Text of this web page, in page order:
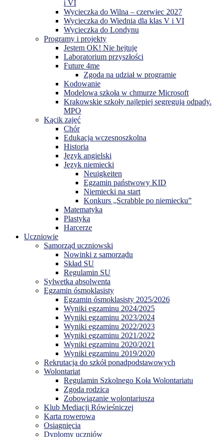
i VI
Wycieczka do Wilna – czerwiec 2027
Wycieczka do Wiednia dla klas V i VI
Wycieczka do Londynu
Programy i projekty
Jestem OK! Nie hejtuję
Laboratorium przyszłości
Future 4me
Zgoda na udział w programie
Kodowanie
Modelowa szkoła w chmurze Microsoft
Krakowskie szkoły najlepiej segregują odpady.
MPO
Kącik zajęć
Chór
Edukacja wczesnoszkolna
Historia
Język angielski
Język niemiecki
Neuigkeiten
Egzamin państwowy KID
Niemiecki na start
Konkurs „Scrabble po niemiecku”
Matematyka
Plastyka
Harcerze
Uczniowie
Samorząd uczniowski
Nowinki z samorządu
Skład SU
Regulamin SU
Sylwetka absolwenta
Egzamin ósmoklasisty
Egzamin ósmoklasisty 2025/2026
Wyniki egzaminu 2024/2025
Wyniki egzaminu 2023/2024
Wyniki egzaminu 2022/2023
Wyniki egzaminu 2021/2022
Wyniki egzaminu 2020/2021
Wyniki egzaminu 2019/2020
Rekrutacja do szkół ponadpodstawowych
Wolontariat
Regulamin Szkolnego Koła Wolontariatu
Zgoda rodzica
Zobowiązanie wolontariusza
Klub Mediacji Rówieśniczej
Karta rowerowa
Osiągnięcia
Dyplomy uczniów